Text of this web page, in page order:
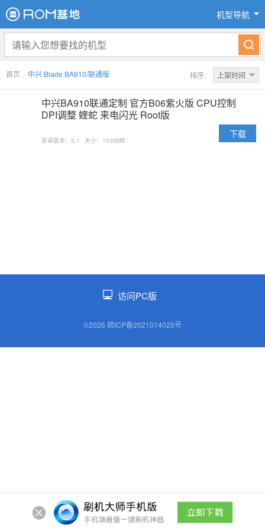
机型导航
首页 > 中兴 Blade BA910/联通版 排序： 上架时间
中兴BA910联通定制 官方B06紫火版 CPU控制
DPI调整 蝰蛇 来电闪光 Root版
安卓版本：5.1 大小：1030MB
下载
访问PC版
©2026 皖ICP备2021014026号